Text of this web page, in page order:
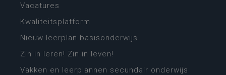
Vacatures
Kwaliteitsplatform
Nieuw leerplan basisonderwijs
Zin in leren! Zin in leven!
Vakken en leerplannen secundair onderwijs